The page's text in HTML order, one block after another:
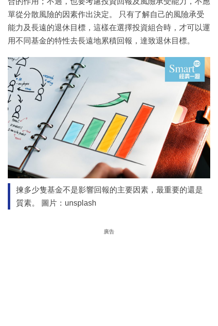
單從分散風險的因素作出決定。 只有了解自己的風險承受
能力及長遠的退休目標，這樣在選擇投資組合時，才可以運
用不同基金的特性去長遠地累積回報，達致退休目標。
揀多少隻基金不是影響回報的主要因素，最重要的還是
質素。 圖片：unsplash
廣告